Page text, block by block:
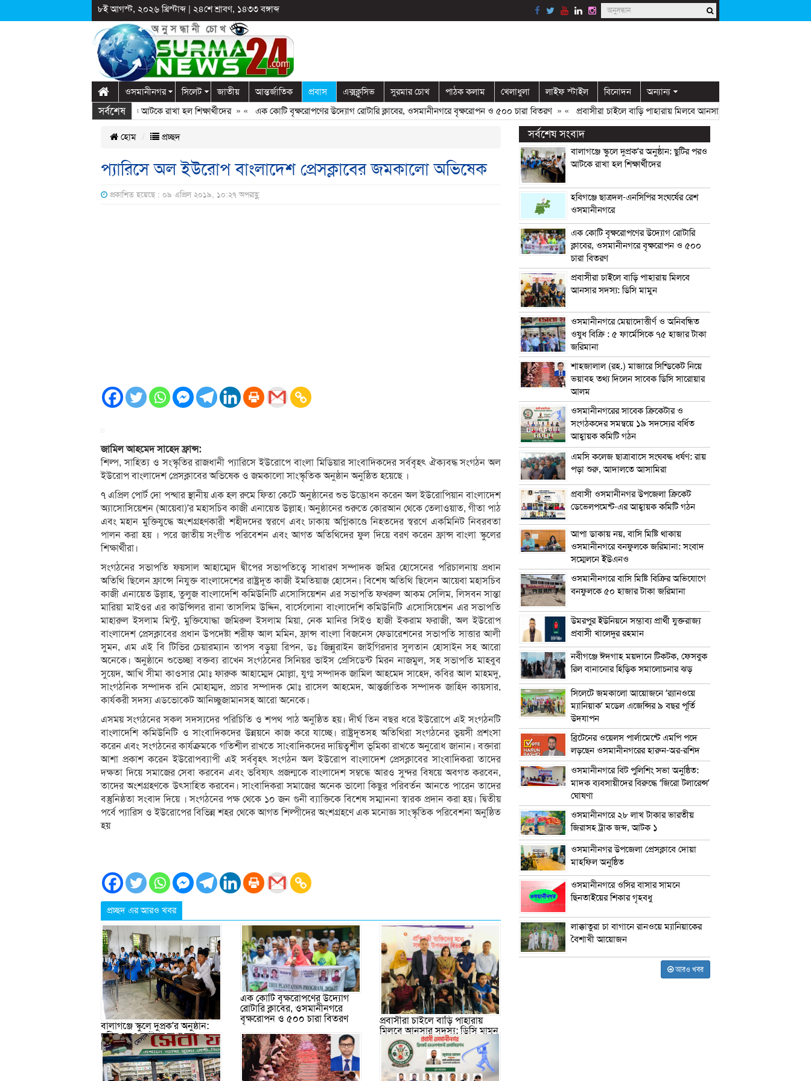
৮ই আগস্ট, ২০২৬ খ্রিস্টাব্দ| ২৪শে শ্রাবণ, ১৪৩৩ বঙ্গাব্দ
ওসমানীনগর সিলেট জাতীয় আন্তর্জাতিক প্রবাস এক্সক্লুসিভ সুরমার চোখ পাঠক কলাম খেলাধুলা লাইফ স্টাইল বিনোদন অন্যান্য
সর্বশেষ
স্কুলে দুপ্রক’র অনুষ্ঠান: ছুটির পরও আটকে রাখা হল শিক্ষার্থীদের» «এক কোটি বৃক্ষরোপণের উদ্যোগ রোটারি ক্লাবের, ওসমানীনগরে বৃক্ষরোপন ও ৫০০ চারা বিতরণ» «প্রবাসীরা চাইলে বাড়ি পাহারায় মিলবে আনসার সদস্য: ডিসি মামুন
হোম প্রচ্ছদ
প্যারিসে অল ইউরোপ বাংলাদেশ প্রেসক্লাবের জমকালো অভিষেক
প্রকাশিত হয়েছে : ০৯ এপ্রিল ২০১৯, ১০:২৭ অপরাহ্ণ
জামিল আহমেদ সাহেদ ফ্রান্স:
শিল্প, সাহিত্য ও সংস্কৃতির রাজধানী প্যারিসে ইউরোপে বাংলা মিডিয়ার সাংবাদিকদের সর্ববৃহৎ ঐক্যবদ্ধ সংগঠন অল
ইউরোপ বাংলাদেশ প্রেসক্লাবের অভিষেক ও জমকালো সাংস্কৃতিক অনুষ্ঠান অনুষ্ঠিত হয়েছে ।
৭ এপ্রিল পোর্ট দো পন্থার স্থানীয় এক হল রুমে ফিতা কেটে অনুষ্ঠানের শুভ উদ্ভোধন করেন অল ইউরোপিয়ান বাংলাদেশ
অ্যাসোসিয়েশন (আয়েবা)’র মহাসচিব কাজী এনায়েত উল্লাহ। অনুষ্ঠানের শুরুতে কোরআন থেকে তেলাওয়াত, গীতা পাঠ
এবং মহান মুক্তিযুদ্ধে অংশগ্রহণকারী শহীদদের স্বরণে এবং ঢাকায় অগ্নিকাণ্ডে নিহতদের স্বরণে একমিনিট নিবরবতা
পালন করা হয় । পরে জাতীয় সংগীত পরিবেশন এবং আগত অতিথিদের ফুল দিয়ে বরণ করেন ফ্রান্স বাংলা স্কুলের
শিক্ষার্থীরা।
সংগঠনের সভাপতি ফয়সাল আহাম্মেদ দ্বীপের সভাপতিত্বে সাধারণ সম্পাদক জমির হোসেনের পরিচালনায় প্রধান
অতিথি ছিলেন ফ্রান্সে নিযুক্ত বাংলাদেশের রাষ্ট্রদূত কাজী ইমতিয়াজ হোসেন। বিশেষ অতিথি ছিলেন আয়েবা মহাসচিব
কাজী এনায়েত উল্লাহ, তুলুজ বাংলাদেশি কমিউনিটি এসোসিয়েশন এর সভাপতি ফখরুল আকম সেলিম, লিসবন সান্তা
মারিয়া মাইওর এর কাউন্সিলর রানা তাসলিম উদ্দিন, বার্সেলোনা বাংলাদেশি কমিউনিটি এসোসিয়েশন এর সভাপতি
মাহারুল ইসলাম মিন্টু, মুক্তিযোদ্ধা জমিরুল ইসলাম মিয়া, নেক মানির সিইও হাজী ইকরাম ফরাজী, অল ইউরোপ
বাংলাদেশ প্রেসক্লাবের প্রধান উপদেষ্টা শরীফ আল মমিন, ফ্রান্স বাংলা বিজনেস ফেডারেশনের সভাপতি সাত্তার আলী
সুমন, এম এই বি টিভির চেয়ারম্যান তাপস বড়ুয়া রিপন, ডঃ জিন্নুরাইন জাইগিরদার সুলতান হোসাইন সহ আরো
অনেকে। অনুষ্ঠানে শুভেচ্ছা বক্তব্য রাখেন সংগঠনের সিনিয়র ভাইস প্রেসিডেন্ট মিরন নাজমুল, সহ সভাপতি মাহবুব
সুয়েদ, আখি সীমা কাওসার মোঃ ফারুক আহাম্মেদ মোল্লা, যুগ্ম সম্পাদক জামিল আহমেদ সাহেদ, কবির আল মাহমদু,
সাংগঠনিক সম্পাদক রনি মোহাম্মদ, প্রচার সম্পাদক মোঃ রাসেল আহমেদ, আন্তর্জাতিক সম্পাদক জাহিদ কায়সার,
কার্যকরী সদস্য এডভোকেট আনিচ্ছুজামানসহ আরো অনেকে।
এসময় সংগঠনের সকল সদস্যদের পরিচিতি ও শপথ পাঠ অনুষ্ঠিত হয়। দীর্ঘ তিন বছর ধরে ইউরোপে এই সংগঠনটি
বাংলাদেশি কমিউনিটি ও সাংবাদিকদের উন্নয়নে কাজ করে যাচ্ছে। রাষ্ট্রদূতসহ অতিথিরা সংগঠনের ভূয়সী প্রশংসা
করেন এবং সংগঠনের কার্যক্রমকে গতিশীল রাখতে সাংবাদিকদের দায়িত্বশীল ভূমিকা রাখতে অনুরোধ জানান। বক্তারা
আশা প্রকাশ করেন ইউরোপব্যাপী এই সর্ববৃহৎ সংগঠন অল ইউরোপ বাংলাদেশ প্রেসক্লাবের সাংবাদিকরা তাদের
দক্ষতা দিয়ে সমাজের সেবা করবেন এবং ভবিষ্যৎ প্রজন্মকে বাংলাদেশ সম্বন্ধে আরও সুন্দর বিষয়ে অবগত করবেন,
তাদের অংশগ্রহণকে উৎসাহিত করবেন। সাংবাদিকরা সমাজের অনেক ভালো কিছুর পরিবর্তন আনতে পারেন তাদের
বস্তুনিষ্ঠতা সংবাদ দিয়ে । সংগঠনের পক্ষ থেকে ১০ জন গুনী ব্যাক্তিকে বিশেষ সম্মাননা স্বারক প্রদান করা হয়। দ্বিতীয়
পর্বে প্যারিস ও ইউরোপের বিভিন্ন শহর থেকে আগত শিল্পীদের অংশগ্রহণে এক মনোজ্ঞ সাংস্কৃতিক পরিবেশনা অনুষ্ঠিত
হয়
প্রচ্ছদ এর আরও খবর
বালাগঞ্জে স্কুলে দুপ্রক’র অনুষ্ঠান:
ছুটির পরও আটকে রাখা হল
শিক্ষার্থীদের
এক কোটি বৃক্ষরোপণের উদ্যোগ
রোটারি ক্লাবের, ওসমানীনগরে
বৃক্ষরোপন ও ৫০০ চারা বিতরণ
প্রবাসীরা চাইলে বাড়ি পাহারায়
মিলবে আনসার সদস্য: ডিসি মামুন
সর্বশেষ সংবাদ
বালাগঞ্জে স্কুলে দুপ্রক’র অনুষ্ঠান: ছুটির পরও
আটকে রাখা হল শিক্ষার্থীদের
হবিগঞ্জে ছাত্রদল-এনসিপির সংঘর্ষের রেশ
ওসমানীনগরে
এক কোটি বৃক্ষরোপণের উদ্যোগ রোটারি
ক্লাবের, ওসমানীনগরে বৃক্ষরোপন ও ৫০০
চারা বিতরণ
প্রবাসীরা চাইলে বাড়ি পাহারায় মিলবে
আনসার সদস্য: ডিসি মামুন
ওসমানীনগরে মেয়াদোত্তীর্ণ ও অনিবন্ধিত
ওষুধ বিক্রি : ৫ ফার্মেসিকে ৭৫ হাজার টাকা
জরিমানা
শাহজালাল (রহ.) মাজারে সিন্ডিকেট নিয়ে
ভয়াবহ তথ্য দিলেন সাবেক ডিসি সারোয়ার
আলম
ওসমানীনগরের সাবেক ক্রিকেটার ও
সংগঠকদের সমন্বয়ে ১৯ সদস্যের বর্ধিত
আহ্বায়ক কমিটি গঠন
এম‌সি কলেজ ছাত্রাবাসে সংঘবদ্ধ ধর্ষণ: রায়
পড়া শুরু, আদালতে আসামিরা
প্রবাসী ওসমানীনগর উপজেলা ক্রিকেট
ডেভেলপমেন্ট-এর আহ্বায়ক কমিটি গঠন
আপা ডাকায় নয়, বাসি মিষ্টি থাকায়
ওসমানীনগরে বনফুলকে জরিমানা: সংবাদ
সম্মেলনে ইউএনও
ওসমানীনগরে বাসি মিষ্টি বিক্রির অভিযোগে
বনফুলকে ৫০ হাজার টাকা জরিমানা
উমরপুর ইউনিয়নে সম্ভাব্য প্রার্থী যুক্তরাজ্য
প্রবাসী খালেদুর রহমান
নবীগঞ্জে ঈদগাহ ময়দানে টিকটক, ফেসবুক
রিল বানানোর হিড়িক সমালোচনার ঝড়
সিলেটে জমকালো আয়োজনে ‘র‍্যানওয়ে
ম্যানিয়াক’ মডেল এজেন্সির ৯ বছর পূর্তি
উদযাপন
ব্রিটেনের ওয়েলস পার্লামেন্টে এমপি পদে
লড়ছেন ওসমানীনগরের হারুন-অর-রশিদ
ওসমানীনগরে বিট পুলিশিং সভা অনুষ্ঠিত:
মাদক ব্যবসায়ীদের বিরুদ্ধে ‘জিরো টলারেন্স’
ঘোষণা
ওসমানীনগরে ২৮ লাখ টাকার ভারতীয়
জিরাসহ ট্রাক জব্দ, আটক ১
ওসমানীনগর উপজেলা প্রেসক্লাবে দোয়া
মাহফিল অনুষ্ঠিত
ওসমানীনগরে ওসির বাসার সামনে
ছিনতাইয়ের শিকার গৃহবধু
লাক্কাতুরা চা বাগানে রানওয়ে ম্যানিয়াকের
বৈশাখী আয়োজন
আরও খবর